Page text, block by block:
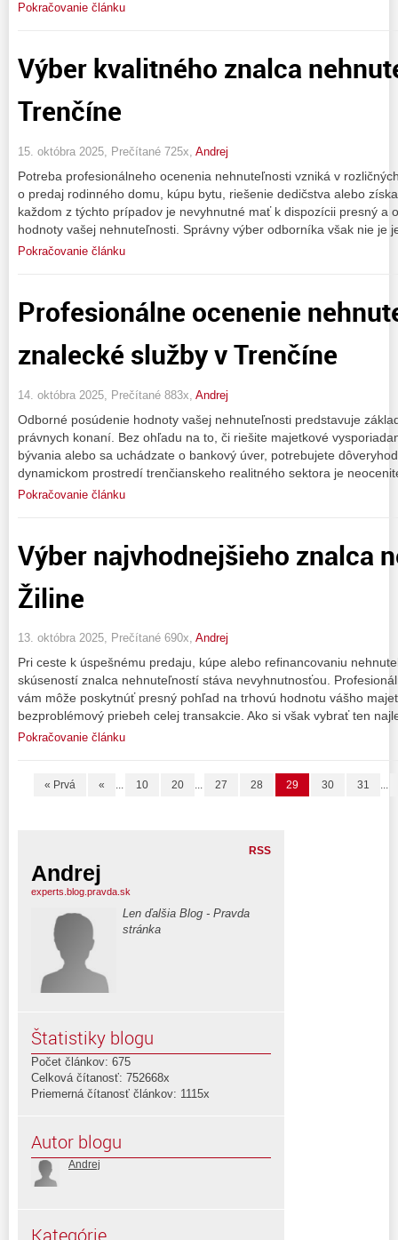
Pokračovanie článku
Výber kvalitného znalca
Trenčíne
15. októbra 2025, Prečítané 725x, Andrej
Potreba profesionálneho ocenenia nehnuteľnosti vzniká v
o predaj rodinného domu, kúpu bytu, riešenie dedičstva alebo
každom z týchto prípadov je nevyhnutné mať k dispozícii presný a
hodnoty vašej nehnuteľnosti. Správny výber odborníka však nie je
Pokračovanie článku
Profesionálne ocenenie
znalecké služby v Trenčíne
14. októbra 2025, Prečítané 883x, Andrej
Odborné posúdenie hodnoty vašej nehnuteľnosti predstavuje
právnych konaní. Bez ohľadu na to, či riešite majetkové
bývania alebo sa uchádzate o bankový úver, potrebujete
dynamickom prostredí trenčianskeho realitného sektora je
Pokračovanie článku
Výber najvhodnejšieho znalca
Žiline
13. októbra 2025, Prečítané 690x, Andrej
Pri ceste k úspešnému predaju, kúpe alebo refinancovaniu
skúseností znalca nehnuteľností stáva nevyhnutnosťou.
vám môže poskytnúť presný pohľad na trhovú hodnotu vášho
bezproblémový priebeh celej transakcie. Ako si však vybrať ten
Pokračovanie článku
« Prvá « ... 10 20 ... 27 28 29 30 31 ...
RSS
Andrej
experts.blog.pravda.sk
Len ďalšia Blog - Pravda
stránka
Štatistiky blogu
Počet článkov: 675
Celková čítanosť: 752668x
Priemerná čítanosť článkov: 1115x
Autor blogu
Andrej